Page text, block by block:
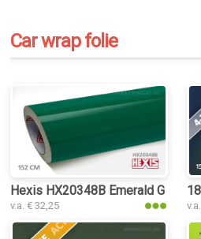
Car wrap folie
Hexis HX20348B Emerald Green
v.a. € 32,25